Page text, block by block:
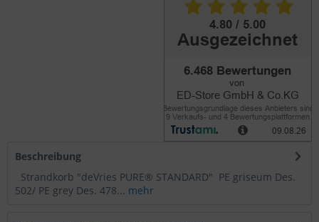
Beschreibung
Strandkorb "deVries PURE® STANDARD" PE griseum Des.
502/ PE grey Des. 478... mehr